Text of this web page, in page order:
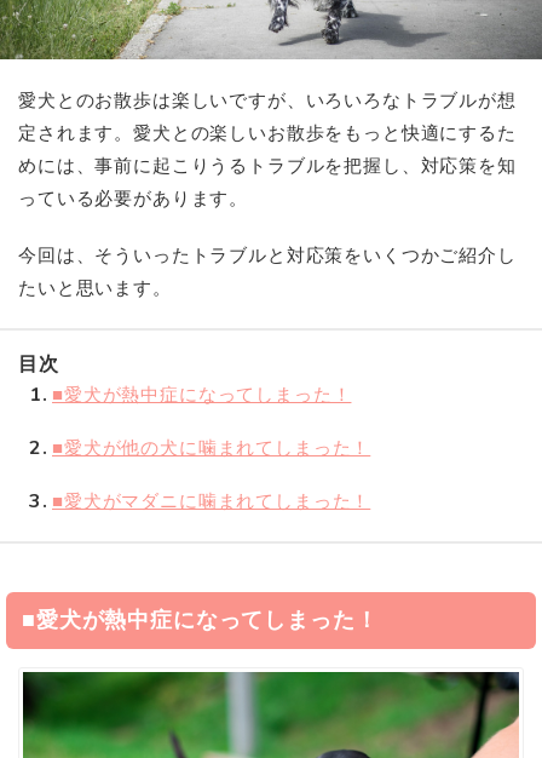
愛犬とのお散歩は楽しいですが、いろいろなトラブルが想
定されます。愛犬との楽しいお散歩をもっと快適にするた
めには、事前に起こりうるトラブルを把握し、対応策を知
っている必要があります。
今回は、そういったトラブルと対応策をいくつかご紹介し
たいと思います。
目次
1 ■愛犬が熱中症になってしまった！
2 ■愛犬が他の犬に噛まれてしまった！
3 ■愛犬がマダニに噛まれてしまった！
■愛犬が熱中症になってしまった！